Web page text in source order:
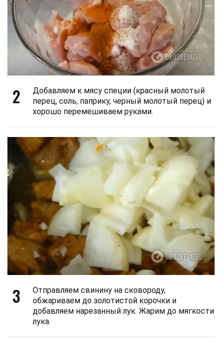
2
Добавляем к мясу специи (красный молотый
перец, соль, паприку, черный молотый перец) и
хорошо перемешиваем руками.
3
Отправляем свинину на сковороду,
обжариваем до золотистой корочки и
добавляем нарезанный лук. Жарим до мягкости
лука.